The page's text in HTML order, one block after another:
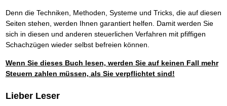
Denn die Techniken, Methoden, Systeme und Tricks, die auf diesen
Seiten stehen, werden Ihnen garantiert helfen. Damit werden Sie
sich in diesen und anderen steuerlichen Verfahren mit pfiffigen
Schachzügen wieder selbst befreien können.
Wenn Sie dieses Buch lesen, werden Sie auf keinen Fall mehr
Steuern zahlen müssen, als Sie verpflichtet sind!
Lieber Leser